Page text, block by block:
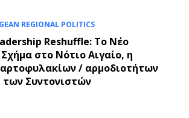
REGIONAL POLITICS
Reshuffle: Το Νέο
στο Νότιο Αιγαίο, η
/ αρμοδιοτήτων
των Συντονιστών